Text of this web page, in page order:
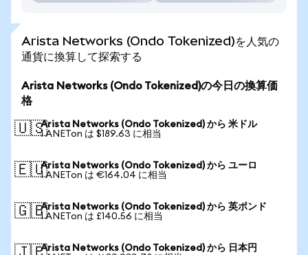
Arista Networks (Ondo Tokenized)を人気の
通貨に換算して探索する
Arista Networks (Ondo Tokenized)の今日の換算価
格
🇺🇸Arista Networks (Ondo Tokenized) から 米ドル
1 ANETon は $189.63 に相当
🇪🇺Arista Networks (Ondo Tokenized) から ユーロ
1 ANETon は €164.04 に相当
🇬🇧Arista Networks (Ondo Tokenized) から 英ポンド
1 ANETon は £140.56 に相当
Arista Networks (Ondo Tokenized) から 日本円